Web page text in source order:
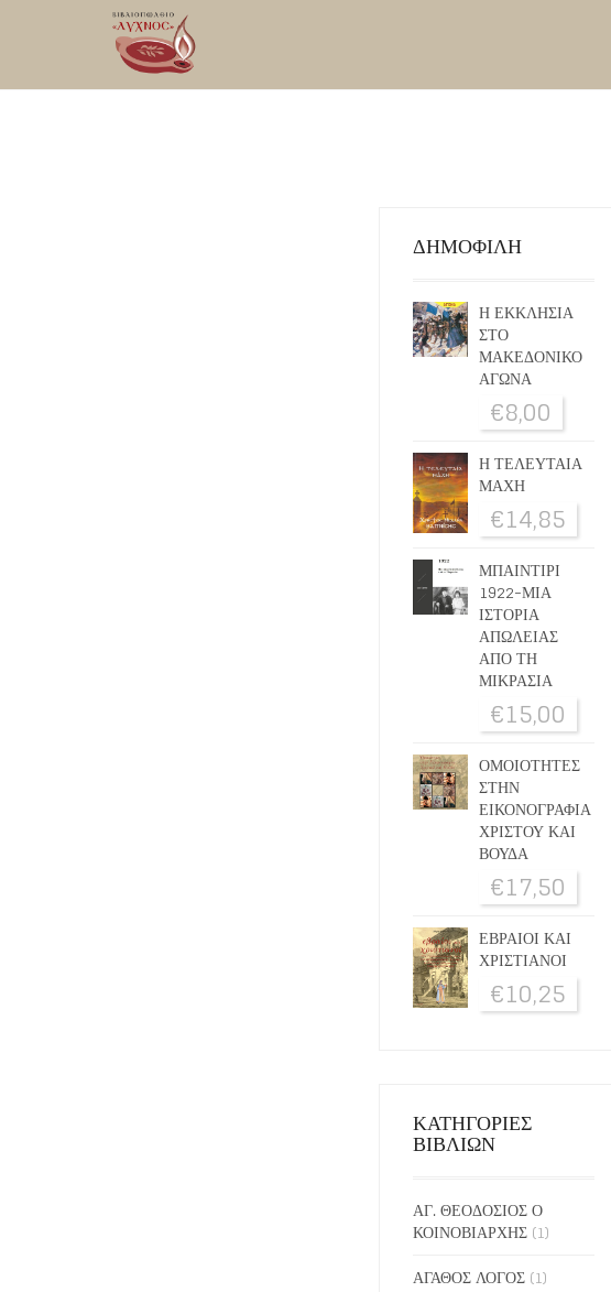
ΔΗΜΟΦΙΛΗ
Η ΕΚΚΛΗΣΙΑ
ΣΤΟ
ΜΑΚΕΔΟΝΙΚΟ
ΑΓΩΝΑ
€8,00
Η ΤΕΛΕΥΤΑΙΑ
ΜΑΧΗ
€14,85
ΜΠΑΙΝΤΙΡΙ
1922-ΜΙΑ
ΙΣΤΟΡΙΑ
ΑΠΩΛΕΙΑΣ
ΑΠΟ ΤΗ
ΜΙΚΡΑΣΙΑ
€15,00
ΟΜΟΙΟΤΗΤΕΣ
ΣΤΗΝ
ΕΙΚΟΝΟΓΡΑΦΙΑ
ΧΡΙΣΤΟΥ ΚΑΙ
ΒΟΥΔΑ
€17,50
ΕΒΡΑΙΟΙ ΚΑΙ
ΧΡΙΣΤΙΑΝΟΙ
€10,25
ΚΑΤΗΓΟΡΙΕΣ
ΒΙΒΛΙΩΝ
ΑΓ. ΘΕΟΔΟΣΙΟΣ Ο
ΚΟΙΝΟΒΙΑΡΧΗΣ (1)
ΑΓΑΘΟΣ ΛΟΓΟΣ (1)